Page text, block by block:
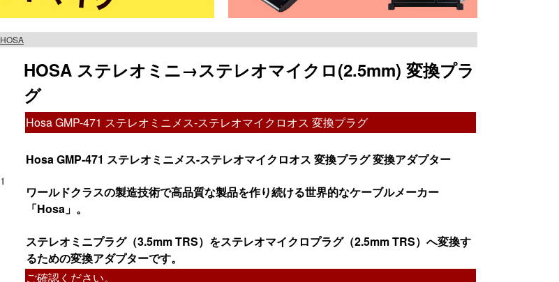
HOSA
HOSA ステレオミニ→ステレオマイクロ(2.5mm) 変換プラ
グ
Hosa GMP-471 ステレオミニメス-ステレオマイクロオス 変換プラグ
Hosa GMP-471 ステレオミニメス-ステレオマイクロオス 変換プラグ 変換アダプター
ワールドクラスの製造技術で高品質な製品を作り続ける世界的なケーブルメーカー
「Hosa」。
ステレオミニプラグ（3.5mm TRS）をステレオマイクロプラグ（2.5mm TRS）へ変換す
るための変換アダプターです。
ご確認ください。